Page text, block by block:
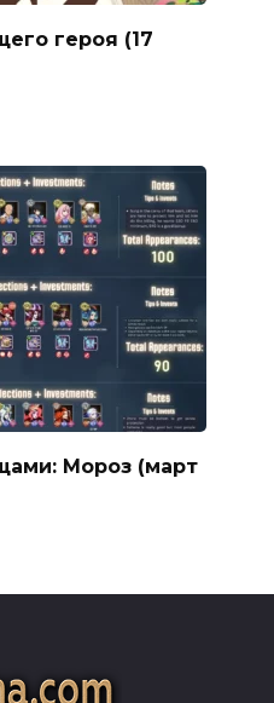
героя (17
Мороз (март